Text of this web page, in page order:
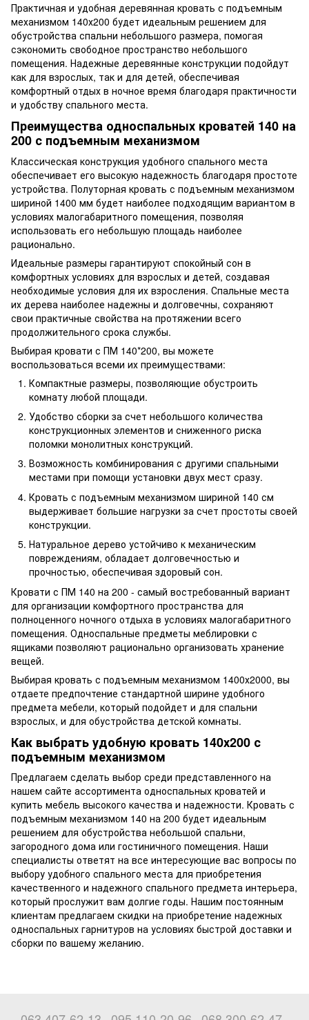
Практичная и удобная деревянная кровать с подъемным
механизмом 140х200 будет идеальным решением для
обустройства спальни небольшого размера, помогая
сэкономить свободное пространство небольшого
помещения. Надежные деревянные конструкции подойдут
как для взрослых, так и для детей, обеспечивая
комфортный отдых в ночное время благодаря практичности
и удобству спального места.
Преимущества односпальных кроватей 140 на
200 с подъемным механизмом
Классическая конструкция удобного спального места
обеспечивает его высокую надежность благодаря простоте
устройства. Полуторная кровать с подъемным механизмом
шириной 1400 мм будет наиболее подходящим вариантом в
условиях малогабаритного помещения, позволяя
использовать его небольшую площадь наиболее
рационально.
Идеальные размеры гарантируют спокойный сон в
комфортных условиях для взрослых и детей, создавая
необходимые условия для их взросления. Спальные места
их дерева наиболее надежны и долговечны, сохраняют
свои практичные свойства на протяжении всего
продолжительного срока службы.
Выбирая кровати с ПМ 140*200, вы можете
воспользоваться всеми их преимуществами:
Компактные размеры, позволяющие обустроить
комнату любой площади.
Удобство сборки за счет небольшого количества
конструкционных элементов и сниженного риска
поломки монолитных конструкций.
Возможность комбинирования с другими спальными
местами при помощи установки двух мест сразу.
Кровать с подъемным механизмом шириной 140 см
выдерживает большие нагрузки за счет простоты своей
конструкции.
Натуральное дерево устойчиво к механическим
повреждениям, обладает долговечностью и
прочностью, обеспечивая здоровый сон.
Кровати с ПМ 140 на 200 - самый востребованный вариант
для организации комфортного пространства для
полноценного ночного отдыха в условиях малогабаритного
помещения. Односпальные предметы меблировки с
ящиками позволяют рационально организовать хранение
вещей.
Выбирая кровать с подъемным механизмом 1400х2000, вы
отдаете предпочтение стандартной ширине удобного
предмета мебели, который подойдет и для спальни
взрослых, и для обустройства детской комнаты.
Как выбрать удобную кровать 140х200 с
подъемным механизмом
Предлагаем сделать выбор среди представленного на
нашем сайте ассортимента односпальных кроватей и
купить мебель высокого качества и надежности. Кровать с
подъемным механизмом 140 на 200 будет идеальным
решением для обустройства небольшой спальни,
загородного дома или гостиничного помещения. Наши
специалисты ответят на все интересующие вас вопросы по
выбору удобного спального места для приобретения
качественного и надежного спального предмета интерьера,
который прослужит вам долгие годы. Нашим постоянным
клиентам предлагаем скидки на приобретение надежных
односпальных гарнитуров на условиях быстрой доставки и
сборки по вашему желанию.